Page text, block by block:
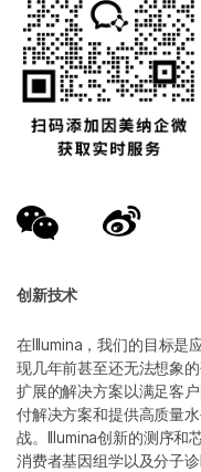
创新技术
在Illumina，我们的目标是
现几年前甚至还无法想象
扩展的解决方案以满足客
付解决方案和提供高质量
战。Illumina创新的测序和
消费者基因组学以及分子诊